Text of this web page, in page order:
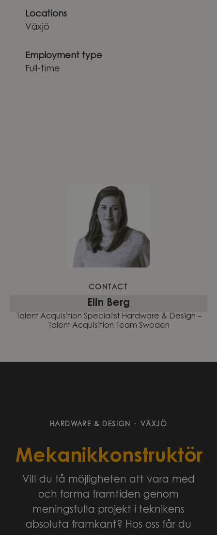
Locations
Växjö
Employment type
Full-time
CONTACT
Elin Berg
Talent Acquisition Specialist Hardware & Design –
Talent Acquisition Team Sweden
HARDWARE & DESIGN · VÄXJÖ
Mekanikkonstruktör
Vill du få möjligheten att vara med
och forma framtiden genom
meningsfulla projekt i teknikens
absoluta framkant? Hos oss får du